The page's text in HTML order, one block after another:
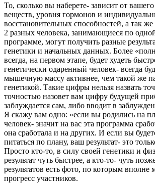
То, сколько вы наберете- зависит от
веществ, уровня гормонов и
восстановительных способностей, а так
2 разных человека, занимающиеся по
программе, могут получить разные
генетики и начальных данных. Более
всегда, на первом этапе, будет худеть
генетически одаренный человек- всегда
мышечную массу активнее, чем такой же
генетикой. Такие цифры нельзя назвать
точностью назовет вам цифру будущей
заблуждается сам, либо вводит в
Я скажу вам одно: «если вы родились на
человек- значит на вас эта программа
она сработала и на других. И если вы
питаться по плану, ваш результат- это
Просто кто-то, в силу своей генетики и
результат чуть быстрее, а кто-то- чуть
результатов есть фото, по которым
прогресс участников.